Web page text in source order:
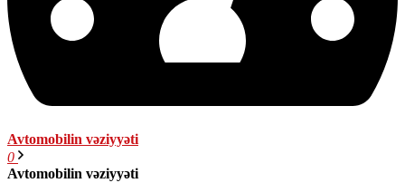
Avtomobilin vəziyyəti
0
Avtomobilin vəziyyəti